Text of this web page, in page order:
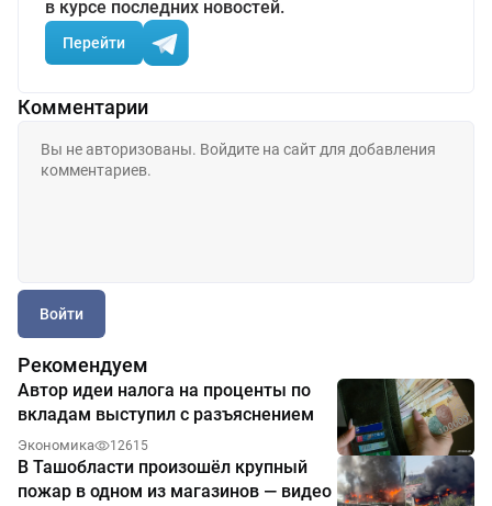
в курсе последних новостей.
Перейти
Комментарии
Войти
Рекомендуем
Автор идеи налога на проценты по
вкладам выступил с разъяснением
Экономика 12615
В Ташобласти произошёл крупный
пожар в одном из магазинов — видео